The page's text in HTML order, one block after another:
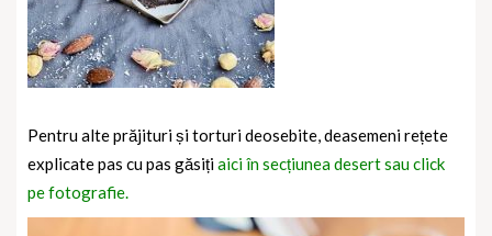
Pentru alte prăjituri și torturi deosebite, deasemeni rețete
explicate pas cu pas găsițiaici în secțiunea desert sau click
pe fotografie.